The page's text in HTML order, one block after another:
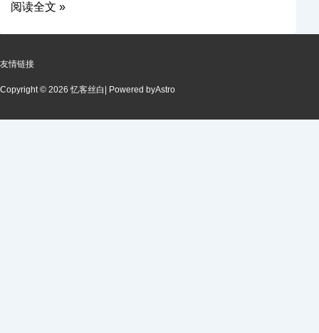
阅读全文 »
友情链接
Copyright © 2026 忆客丝白 | Powered byAstro